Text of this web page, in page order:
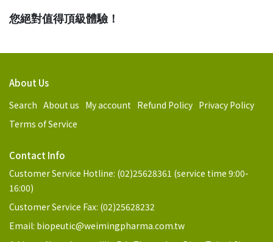
您絕對值得頂級體驗！
About Us
Search About us My account Refund Policy Privacy Policy
Terms of Service
Contact Info
Customer Service Hotline: (02)25628361 (service time 9:00-
16:00)
Customer Service Fax: (02)25628232
Email: biopeutic@weimingpharma.com.tw